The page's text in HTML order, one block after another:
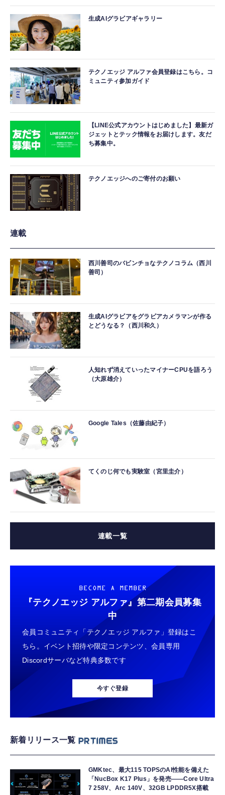
生成AIグラビアギャラリー
テクノエッジ アルファ会員登録はこちら。コ
ミュニティ参加ガイド
【LINE公式アカウントはじめました】最新ガ
ジェットとテック情報をお届けします。友だ
ち募集中。
テクノエッジへのご寄付のお願い
連載
西川善司のバビンチョなテクノコラム（西川
善司）
生成AIグラビアをグラビアカメラマンが作る
とどうなる？（西川和久）
人知れず消えていったマイナーCPUを語ろう
（大原雄介）
Google Tales（佐藤由紀子）
てくのじ何でも実験室（宮里圭介）
連載一覧
BECOME A MEMBER
『テクノエッジ アルファ』 第二期会員募集
中
会員コミュニティ「テクノエッジ アルファ」登録はこ
ちら。イベント招待や限定コンテンツ、会員専用
Discordサーバなど特典多数です
今すぐ登録
新着リリース一覧
GMKtec、最大115 TOPSのAI性能を備えた
「NucBox K17 Plus」を発売――Core Ultra
7 258V、Arc 140V、32GB LPDDR5X搭載